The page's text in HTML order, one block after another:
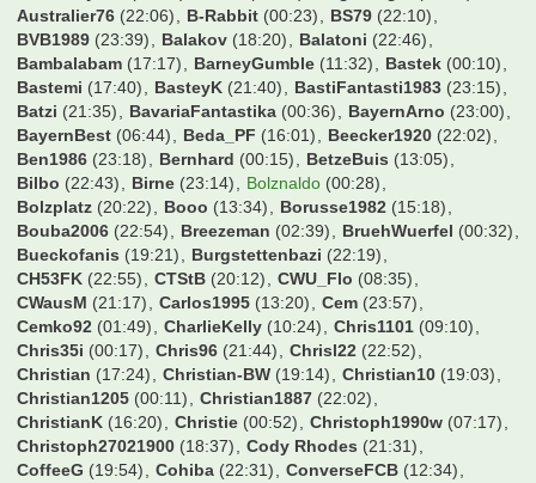
Australier76 (22:06) B-Rabbit (00:23) BS79 (22:10)
BVB1989 (23:39) Balakov (18:20) Balatoni (22:46)
Bambalabam (17:17) BarneyGumble (11:32) Bastek (00:10)
Bastemi (17:40) BasteyK (21:40) BastiFantasti1983 (23:15)
Batzi (21:35) BavariaFantastika (00:36) BayernArno (23:00)
BayernBest (06:44) Beda_PF (16:01) Beecker1920 (22:02)
Ben1986 (23:18) Bernhard (00:15) BetzeBuis (13:05)
Bilbo (22:43) Birne (23:14) Bolznaldo (00:28)
Bolzplatz (20:22) Booo (13:34) Borusse1982 (15:18)
Bouba2006 (22:54) Breezeman (02:39) BruehWuerfel (00:32)
Bueckofanis (19:21) Burgstettenbazi (22:19)
CH53FK (22:55) CTStB (20:12) CWU_Flo (08:35)
CWausM (21:17) Carlos1995 (13:20) Cem (23:57)
Cemko92 (01:49) CharlieKelly (10:24) Chris1101 (09:10)
Chris35i (00:17) Chris96 (21:44) Chrisl22 (22:52)
Christian (17:24) Christian-BW (19:14) Christian10 (19:03)
Christian1205 (00:11) Christian1887 (22:02)
ChristianK (16:20) Christie (00:52) Christoph1990w (07:17)
Christoph27021900 (18:37) Cody Rhodes (21:31)
CoffeeG (19:54) Cohiba (22:31) ConverseFCB (12:34)